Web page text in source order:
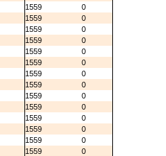
1559
0
1559
0
1559
0
1559
0
1559
0
1559
0
1559
0
1559
0
1559
0
1559
0
1559
0
1559
0
1559
0
1559
0